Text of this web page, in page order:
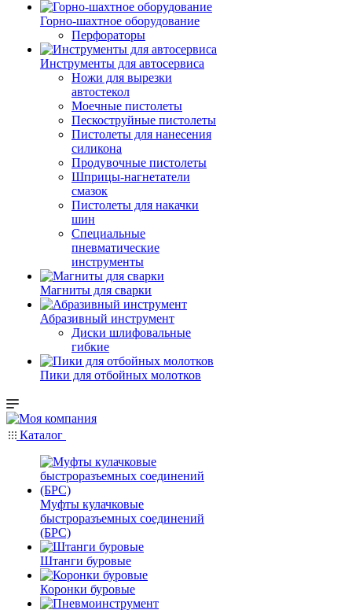
Горно-шахтное оборудование
Перфораторы
Инструменты для автосервиса
Ножи для вырезки
автостекол
Моечные пистолеты
Пескоструйные пистолеты
Пистолеты для нанесения
силикона
Продувочные пистолеты
Шприцы-нагнетатели
смазок
Пистолеты для накачки
шин
Специальные
пневматические
инструменты
Магниты для сварки
Абразивный инструмент
Диски шлифовальные
гибкие
Пики для отбойных молотков
Каталог
Муфты кулачковые
быстроразъемных соединений
(БРС)
Штанги буровые
Коронки буровые